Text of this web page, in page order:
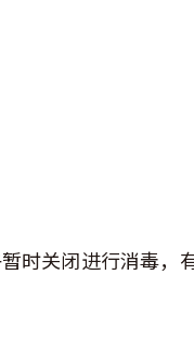
时关闭进行消毒，